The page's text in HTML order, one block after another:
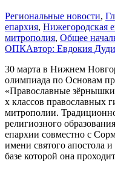
Pегиональные новости,
епархия, Нижегородская
митрополия, Общее
ОПКАвтор: Евдокия
30 марта в Нижнем
олимпиада по Основам
«Православные
х классов православных
митрополии.
религиозного
епархии совместно с
имени святого апостола
базе которой она